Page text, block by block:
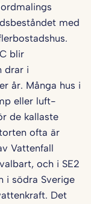
med
blir
drar i
år. Många hus i
eller luft-
de kallaste
ofta är
Vattenfall
och i SE2
i södra Sverige
Det